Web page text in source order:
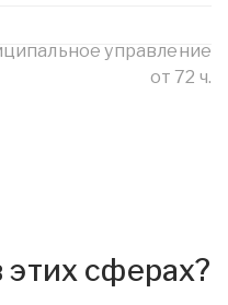
управление
от 72 ч.
сферах?